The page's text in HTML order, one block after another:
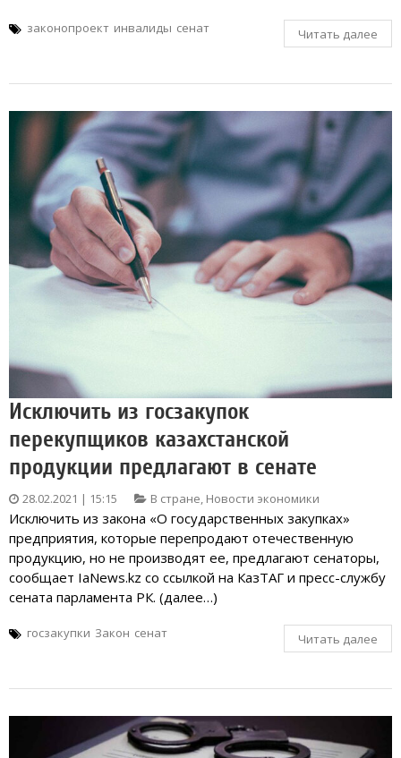
законопроект инвалиды сенат Читать далее
Исключить из госзакупок
перекупщиков казахстанской
продукции предлагают в сенате
28.02.2021 | 15:15 В стране, Новости экономики
Исключить из закона «О государственных закупках»
предприятия, которые перепродают отечественную
продукцию, но не производят ее, предлагают сенаторы,
сообщает IaNews.kz со ссылкой на КазТАГ и пресс-службу
сената парламента РК. (далее…)
госзакупки Закон сенат Читать далее